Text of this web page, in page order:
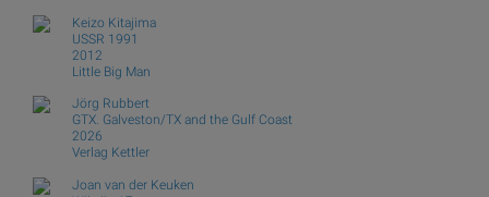
Keizo Kitajima
USSR 1991
2012
Little Big Man
Jörg Rubbert
GTX. Galveston/TX and the Gulf Coast
2026
Verlag Kettler
Joan van der Keuken